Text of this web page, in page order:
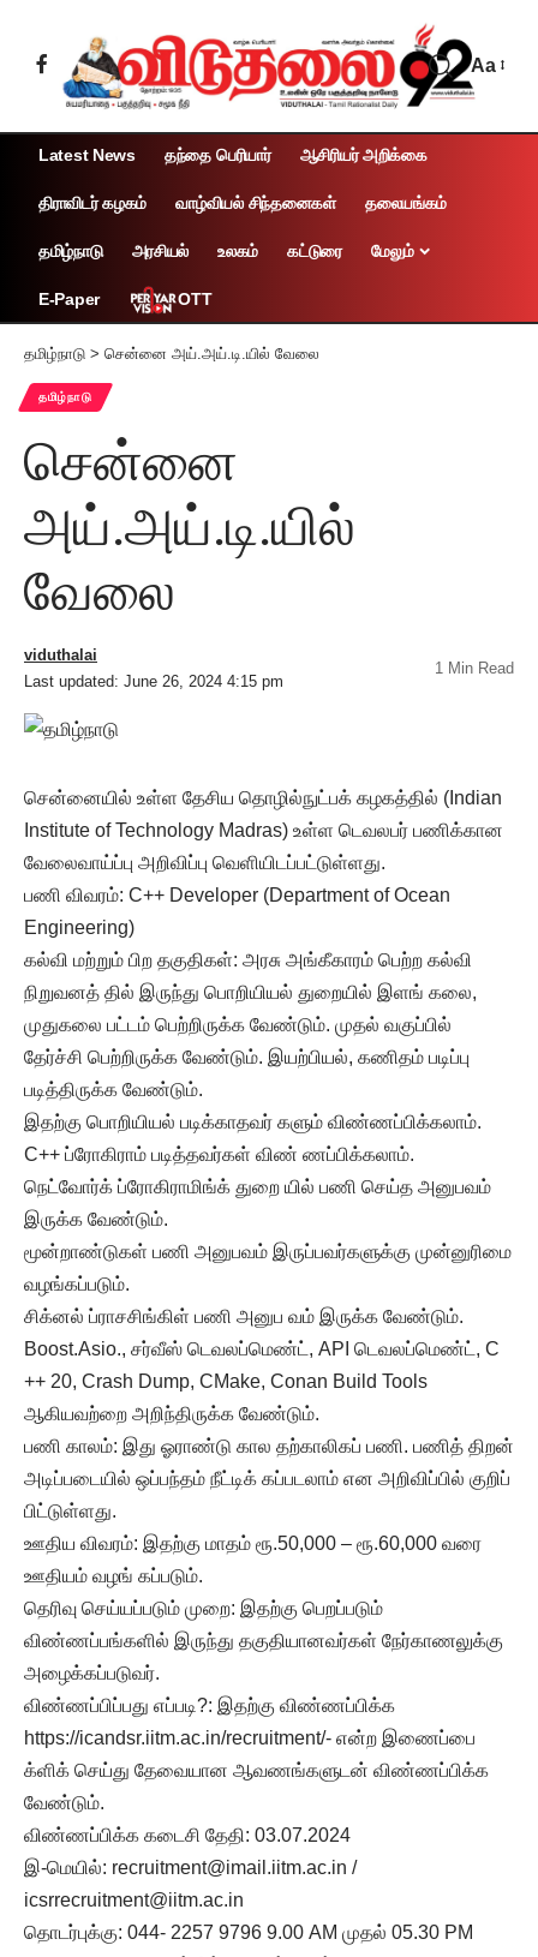
Aa
Latest News தந்தை பெரியார் ஆசிரியர் அறிக்கை
திராவிடர் கழகம் வாழ்வியல் சிந்தனைகள் தலையங்கம்
தமிழ்நாடு அரசியல் உலகம் கட்டுரை மேலும்
E-Paper OTT
தமிழ்நாடு > சென்னை அய்.அய்.டி.யில் வேலை
தமிழ்நாடு
சென்னை
அய்.அய்.டி.யில்
வேலை
Last updated: June 26, 2024 4:15 pm
viduthalai
1 Min Read
சென்னையில் உள்ள தேசிய தொழில்நுட்பக் கழகத்தில் (Indian
Institute of Technology Madras) உள்ள டெவலபர் பணிக்கான
வேலைவாய்ப்பு அறிவிப்பு வெளியிடப்பட்டுள்ளது.
பணி விவரம்: C++ Developer (Department of Ocean
Engineering)
கல்வி மற்றும் பிற தகுதிகள்: அரசு அங்கீகாரம் பெற்ற கல்வி
நிறுவனத் தில் இருந்து பொறியியல் துறையில் இளங் கலை,
முதுகலை பட்டம் பெற்றிருக்க வேண்டும். முதல் வகுப்பில்
தேர்ச்சி பெற்றிருக்க வேண்டும். இயற்பியல், கணிதம் படிப்பு
படித்திருக்க வேண்டும்.
இதற்கு பொறியியல் படிக்காதவர் களும் விண்ணப்பிக்கலாம்.
C++ ப்ரோகிராம் படித்தவர்கள் விண் ணப்பிக்கலாம்.
நெட்வோர்க் ப்ரோகிராமிங்க் துறை யில் பணி செய்த அனுபவம்
இருக்க வேண்டும்.
மூன்றாண்டுகள் பணி அனுபவம் இருப்பவர்களுக்கு முன்னுரிமை
வழங்கப்படும்.
சிக்னல் ப்ராசசிங்கிள் பணி அனுப வம் இருக்க வேண்டும்.
Boost.Asio., சர்வீஸ் டெவலப்மெண்ட், API டெவலப்மெண்ட், C
++ 20, Crash Dump, CMake, Conan Build Tools
ஆகியவற்றை அறிந்திருக்க வேண்டும்.
பணி காலம்: இது ஓராண்டு கால தற்காலிகப் பணி. பணித் திறன்
அடிப்படையில் ஒப்பந்தம் நீட்டிக் கப்படலாம் என அறிவிப்பில் குறிப்
பிட்டுள்ளது.
ஊதிய விவரம்: இதற்கு மாதம் ரூ.50,000 – ரூ.60,000 வரை
ஊதியம் வழங் கப்படும்.
தெரிவு செய்யப்படும் முறை: இதற்கு பெறப்படும்
விண்ணப்பங்களில் இருந்து தகுதியானவர்கள் நேர்காணலுக்கு
அழைக்கப்படுவர்.
விண்ணப்பிப்பது எப்படி?: இதற்கு விண்ணப்பிக்க
https://icandsr.iitm.ac.in/recruitment/- என்ற இணைப்பை
க்ளிக் செய்து தேவையான ஆவணங்களுடன் விண்ணப்பிக்க
வேண்டும்.
விண்ணப்பிக்க கடைசி தேதி: 03.07.2024
இ-மெயில்: recruitment@imail.iitm.ac.in /
icsrrecruitment@iitm.ac.in
தொடர்புக்கு: 044- 2257 9796 9.00 AM முதல் 05.30 PM